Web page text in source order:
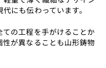
にも伝わっています。
の工程を手がけることか
が異なることも山形鋳物